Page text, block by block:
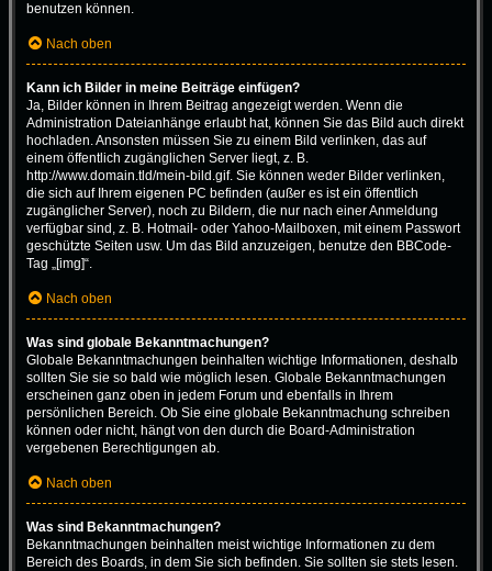
benutzen können.
Nach oben
Kann ich Bilder in meine Beiträge einfügen?
Ja, Bilder können in Ihrem Beitrag angezeigt werden. Wenn die
Administration Dateianhänge erlaubt hat, können Sie das Bild auch direkt
hochladen. Ansonsten müssen Sie zu einem Bild verlinken, das auf
einem öffentlich zugänglichen Server liegt, z. B.
http://www.domain.tld/mein-bild.gif. Sie können weder Bilder verlinken,
die sich auf Ihrem eigenen PC befinden (außer es ist ein öffentlich
zugänglicher Server), noch zu Bildern, die nur nach einer Anmeldung
verfügbar sind, z. B. Hotmail- oder Yahoo-Mailboxen, mit einem Passwort
geschützte Seiten usw. Um das Bild anzuzeigen, benutze den BBCode-
Tag „[img]“.
Nach oben
Was sind globale Bekanntmachungen?
Globale Bekanntmachungen beinhalten wichtige Informationen, deshalb
sollten Sie sie so bald wie möglich lesen. Globale Bekanntmachungen
erscheinen ganz oben in jedem Forum und ebenfalls in Ihrem
persönlichen Bereich. Ob Sie eine globale Bekanntmachung schreiben
können oder nicht, hängt von den durch die Board-Administration
vergebenen Berechtigungen ab.
Nach oben
Was sind Bekanntmachungen?
Bekanntmachungen beinhalten meist wichtige Informationen zu dem
Bereich des Boards, in dem Sie sich befinden. Sie sollten sie stets lesen.